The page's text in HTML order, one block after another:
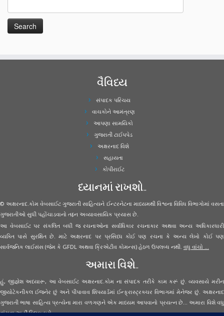
વૈવિધ્ય
સંપાદક પરિચય
વાચકોને આમંત્રણ
આપણા સામયિકો
ગુજરાતી ટાઈપપેડ
અક્ષરનાદ વિશે
સહાયતા
કોપીરાઈટ
ધ્યાનમાં રાખશો..
© અક્ષરનાદ.કોમ વેબસાઈટ ગુજરાતી સાહિત્યને ઈન્ટરનેટના માધ્યમથી વિશ્વના વિવિધ વિભાગોમાં વસતા
ગુજરાતીઓ સુધી પહોંચાડવાનો તદ્દન અવ્યાવસાયિક પ્રયાસ છે.
આ વેબસાઈટ પર સંકલિત બધી જ રચનાઓના સર્વાધિકાર રચનાકાર અથવા અન્ય અધિકારધારી
વ્યક્તિ પાસે સુરક્ષિત છે. માટે અક્ષરનાદ પર પ્રસિધ્ધ કોઈ પણ રચના કે અન્ય લેખો કોઈ પણ
સાર્વજનિક લાઈસંસ (જેમ કે GFDL અથવા ક્રિએટીવ કોમન્સ) હેઠળ ઉપલબ્ધ નથી. વધુ વાંચો ...
અમારા વિશે..
હું, જીજ્ઞેશ અધ્યારૂ, આ વેબસાઈટ અક્ષરનાદ.કોમ ના સંપાદક તરીકે કામ કરૂં છું. વ્યવસાયે મરીન
જીયોટેકનીકલ ઈજનેર છું અને પીપાવાવ શિપયાર્ડમાં ઈન્ફ્રાસ્ટ્રક્ચર વિભાગમાં મેનેજર છું. અક્ષરનાદ
ગુજરાતી ભાષા સાહિત્ય પ્રત્યેના મારા વળગણને એક માધ્યમ આપવાનો પ્રયત્ન છે... અમારા વિશે વધુ
વાંચવાઅહીં ક્લિક કરો...